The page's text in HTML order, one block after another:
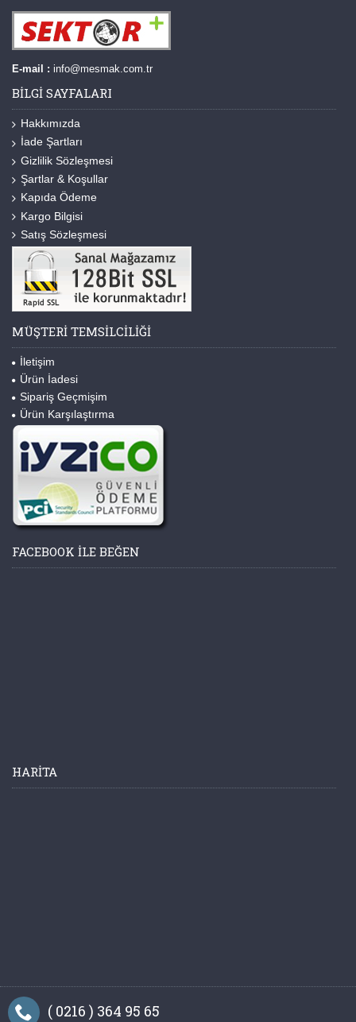
E-mail : info@mesmak.com.tr
BILGI SAYFALARI
Hakkımızda
İade Şartları
Gizlilik Sözleşmesi
Şartlar & Koşullar
Kapıda Ödeme
Kargo Bilgisi
Satış Sözleşmesi
MÜŞTERI TEMSILCILIĞI
İletişim
Ürün İadesi
Sipariş Geçmişim
Ürün Karşılaştırma
FACEBOOK ILE BEĞEN
HARITA
( 0216 ) 364 95 65